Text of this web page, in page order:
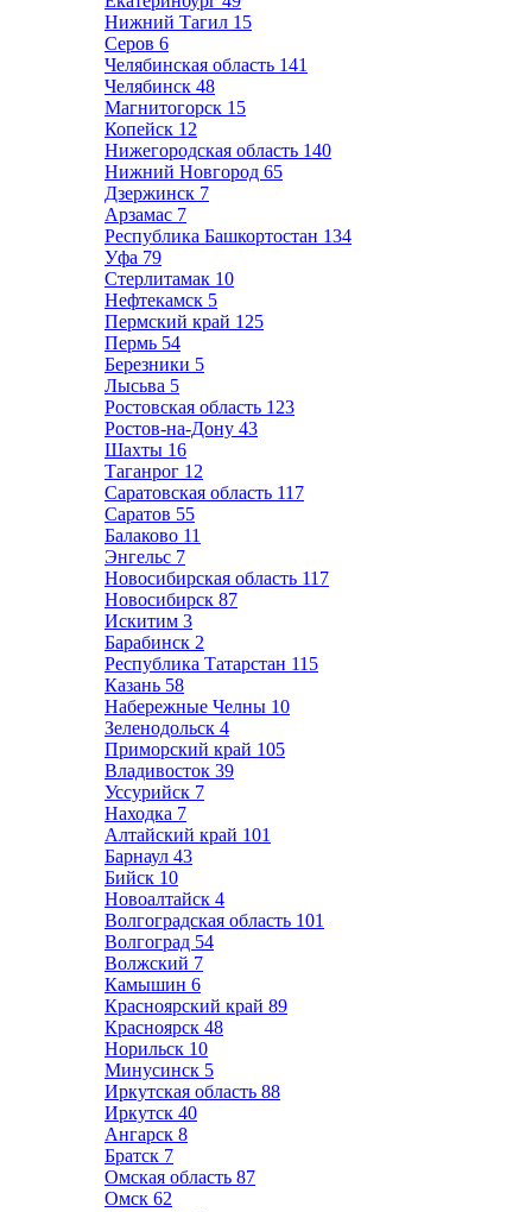
Нижний Тагил 15
Серов 6
Челябинская область 141
Челябинск 48
Магнитогорск 15
Копейск 12
Нижегородская область 140
Нижний Новгород 65
Дзержинск 7
Арзамас 7
Республика Башкортостан 134
Уфа 79
Стерлитамак 10
Нефтекамск 5
Пермский край 125
Пермь 54
Березники 5
Лысьва 5
Ростовская область 123
Ростов-на-Дону 43
Шахты 16
Таганрог 12
Саратовская область 117
Саратов 55
Балаково 11
Энгельс 7
Новосибирская область 117
Новосибирск 87
Искитим 3
Барабинск 2
Республика Татарстан 115
Казань 58
Набережные Челны 10
Зеленодольск 4
Приморский край 105
Владивосток 39
Уссурийск 7
Находка 7
Алтайский край 101
Барнаул 43
Бийск 10
Новоалтайск 4
Волгоградская область 101
Волгоград 54
Волжский 7
Камышин 6
Красноярский край 89
Красноярск 48
Норильск 10
Минусинск 5
Иркутская область 88
Иркутск 40
Ангарск 8
Братск 7
Омская область 87
Омск 62